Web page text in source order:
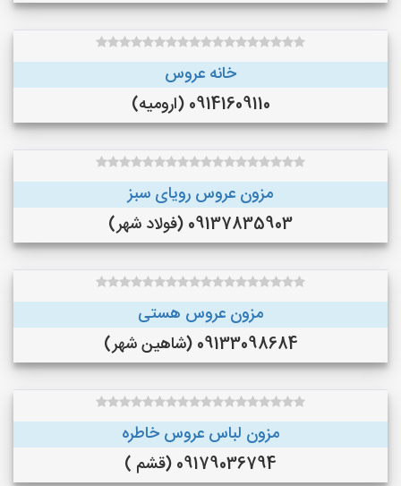
خانه عروس
09141609110 (ارومیه)
مزون عروس رویای سبز
09137835903 (فولاد شهر)
مزون عروس هستی
09133098684 (شاهین شهر)
مزون لباس عروس خاطره
09179036794 (قشم )